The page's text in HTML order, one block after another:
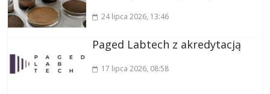
24 lipca 2026, 13:46
Paged Labtech z akredytacją
17 lipca 2026, 08:58